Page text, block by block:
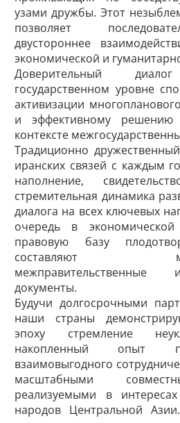
узами дружбы. Этот
позволяет
двустороннее
экономической и
Доверительный
государственном уровне
активизации
и эффективному
контексте
Традиционно
иранских связей с каждым
наполнение,
стремительная динамика
диалога на всех ключевых
очередь в
правовую базу
составляют
документы.
Будучи долгосрочными
наши страны
эпоху стремление
накопленный опыт
взаимовыгодного
масштабными
реализуемыми в
народов Центральной